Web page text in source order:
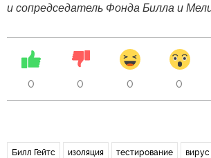
и сопредседатель Фонда Билла и
0 0 0 0
Билл Гейтс изоляция тестирование вирус